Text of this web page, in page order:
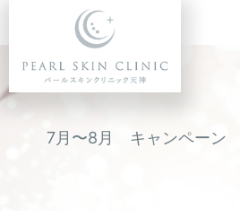
Price
7月〜8月 キャンペーン